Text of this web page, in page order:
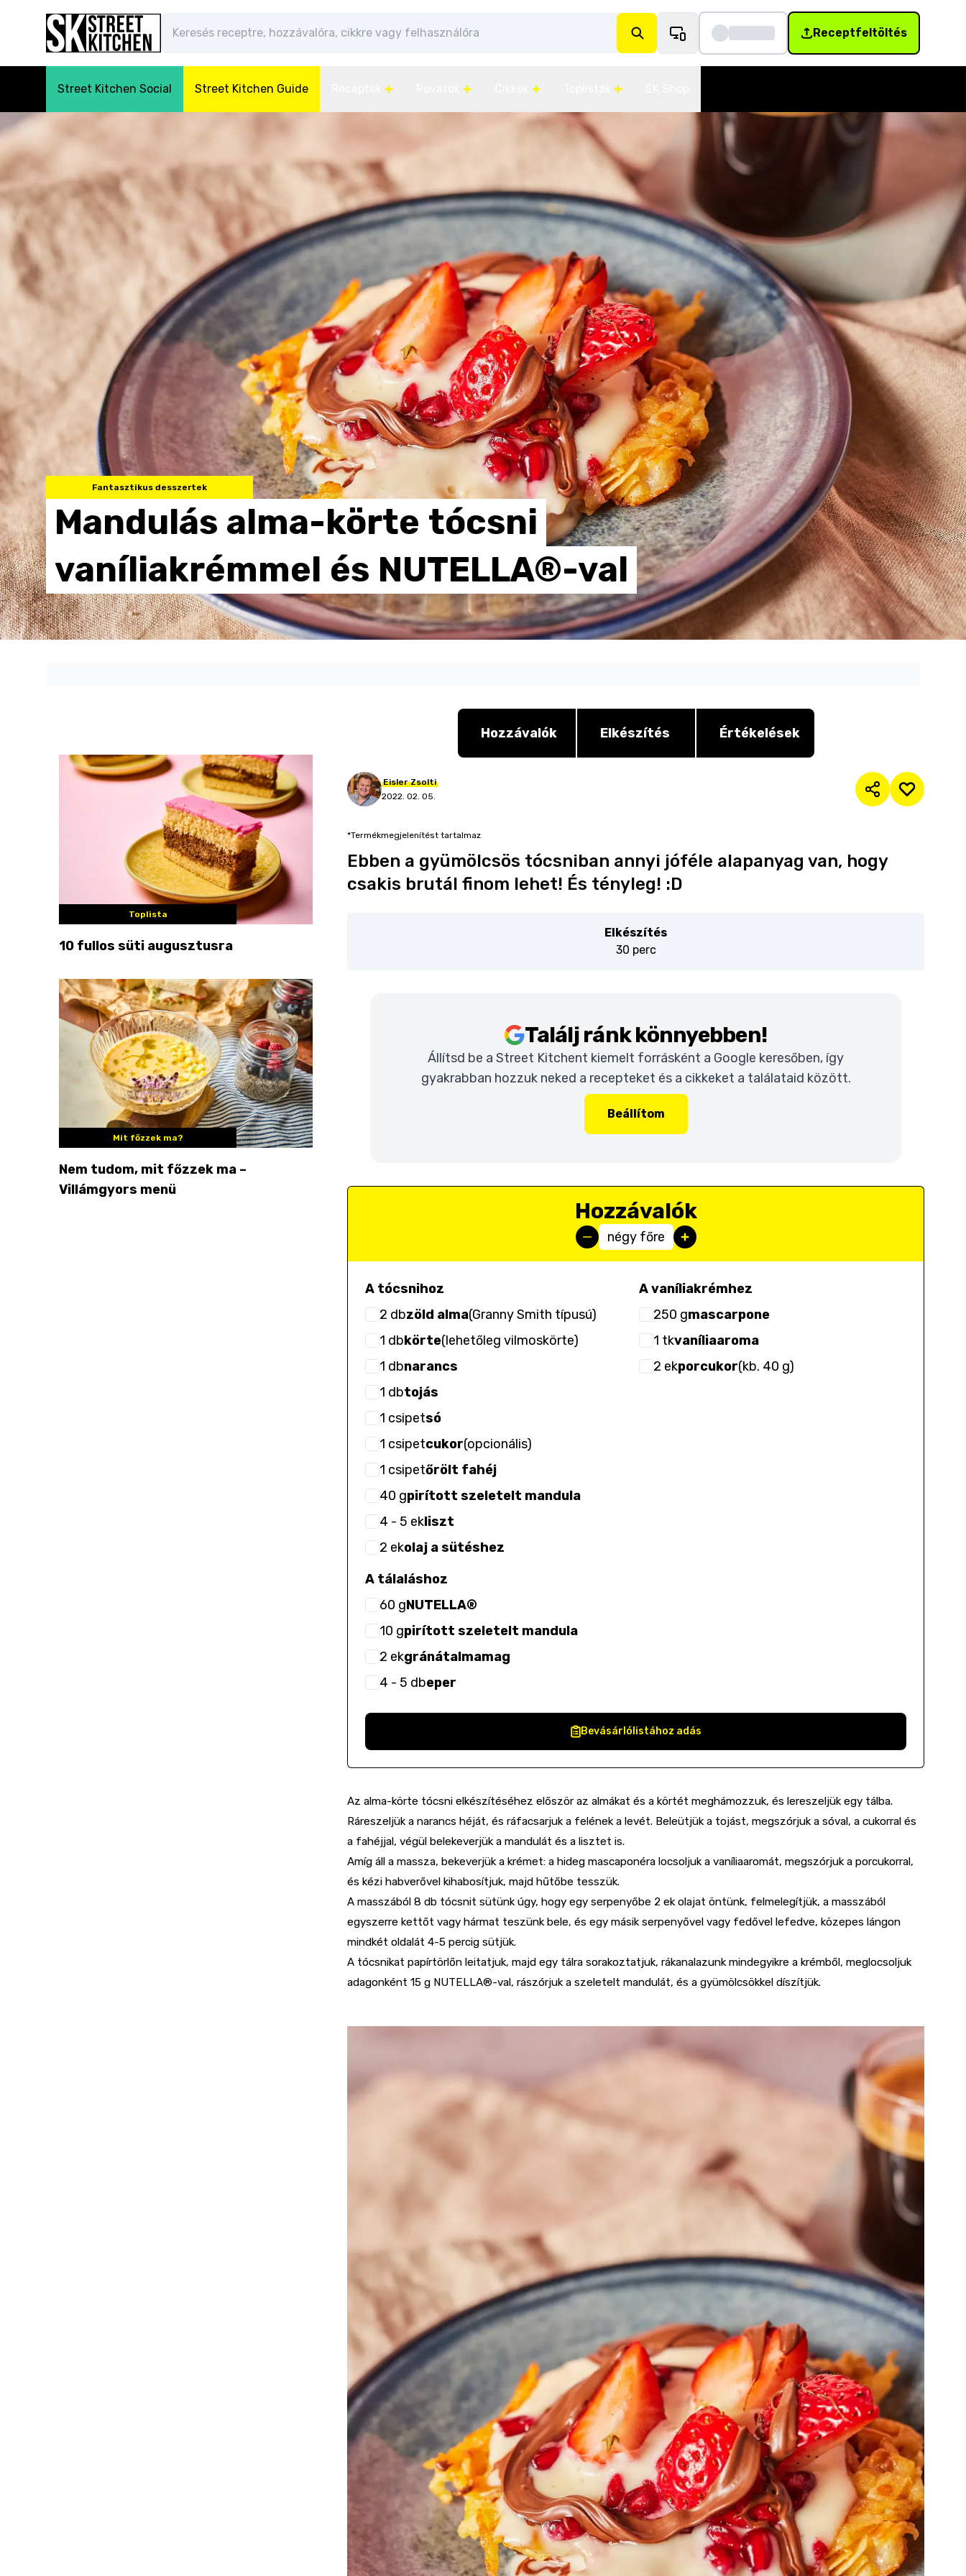
Receptfeltöltés
Street Kitchen Social Street Kitchen Guide
Fantasztikus desszertek
Mandulás alma-körte tócsni
vaníliakrémmel és NUTELLA®-val
Toplista
10 fullos süti augusztusra
Mit főzzek ma?
Nem tudom, mit főzzek ma –
Villámgyors menü
Hozzávalók Elkészítés Értékelések
Eisler Zsolti
2022. 02. 05.
*Termékmegjelenítést tartalmaz
Ebben a gyümölcsös tócsniban annyi jóféle alapanyag van, hogy
csakis brutál finom lehet! És tényleg! :D
Elkészítés
30 perc
Találj ránk könnyebben!
Állítsd be a Street Kitchent kiemelt forrásként a Google keresőben, így
gyakrabban hozzuk neked a recepteket és a cikkeket a találataid között.
Beállítom
Hozzávalók
négy főre
A tócsnihoz
2 dbzöld alma(Granny Smith típusú)
1 dbkörte(lehetőleg vilmoskörte)
1 dbnarancs
1 dbtojás
1 csipetsó
1 csipetcukor(opcionális)
1 csipetőrölt fahéj
40 gpirított szeletelt mandula
4 - 5 ekliszt
2 ekolaj a sütéshez
A vaníliakrémhez
250 gmascarpone
1 tkvaníliaaroma
2 ekporcukor(kb. 40 g)
A tálaláshoz
60 gNUTELLA®
10 gpirított szeletelt mandula
2 ekgránátalmamag
4 - 5 dbeper
Bevásárlólistához adás
Az alma-körte tócsni elkészítéséhez először az almákat és a körtét meghámozzuk, és lereszeljük egy tálba.
Ráreszeljük a narancs héját, és ráfacsarjuk a felének a levét. Beleütjük a tojást, megszórjuk a sóval, a cukorral és
a fahéjjal, végül belekeverjük a mandulát és a lisztet is.
Amíg áll a massza, bekeverjük a krémet: a hideg mascaponéra locsoljuk a vaníliaaromát, megszórjuk a porcukorral,
és kézi habverővel kihabosítjuk, majd hűtőbe tesszük.
A masszából 8 db tócsnit sütünk úgy, hogy egy serpenyőbe 2 ek olajat öntünk, felmelegítjük, a masszából
egyszerre kettőt vagy hármat teszünk bele, és egy másik serpenyővel vagy fedővel lefedve, közepes lángon
mindkét oldalát 4-5 percig sütjük.
A tócsnikat papírtörlőn leitatjuk, majd egy tálra sorakoztatjuk, rákanalazunk mindegyikre a krémből, meglocsoljuk
adagonként 15 g NUTELLA®-val, rászórjuk a szeletelt mandulát, és a gyümölcsökkel díszítjük.